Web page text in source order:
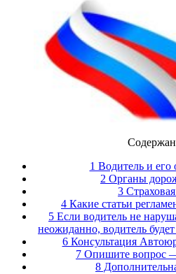
1 Водитель и его
2 Органы
3
4 Какие статьи
5 Если водитель не
неожиданно, водитель
6 Консультация
7 Опишите вопрос
8